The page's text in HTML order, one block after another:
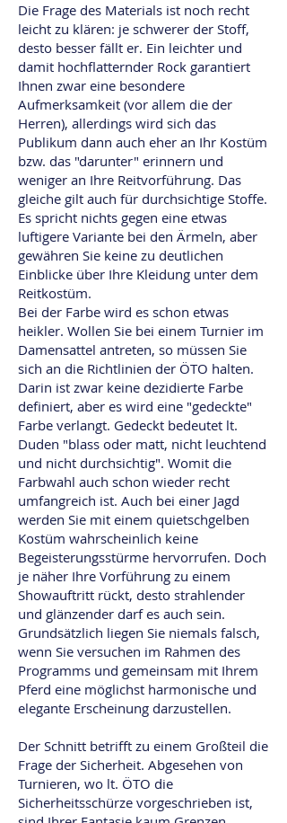
Die Frage des Materials ist noch recht
leicht zu klären: je schwerer der Stoff,
desto besser fällt er. Ein leichter und
damit hochflatternder Rock garantiert
Ihnen zwar eine besondere
Aufmerksamkeit (vor allem die der
Herren), allerdings wird sich das
Publikum dann auch eher an Ihr Kostüm
bzw. das "darunter" erinnern und
weniger an Ihre Reitvorführung. Das
gleiche gilt auch für durchsichtige Stoffe.
Es spricht nichts gegen eine etwas
luftigere Variante bei den Ärmeln, aber
gewähren Sie keine zu deutlichen
Einblicke über Ihre Kleidung unter dem
Reitkostüm.
Bei der Farbe wird es schon etwas
heikler. Wollen Sie bei einem Turnier im
Damensattel antreten, so müssen Sie
sich an die Richtlinien der ÖTO halten.
Darin ist zwar keine dezidierte Farbe
definiert, aber es wird eine "gedeckte"
Farbe verlangt. Gedeckt bedeutet lt.
Duden "blass oder matt, nicht leuchtend
und nicht durchsichtig". Womit die
Farbwahl auch schon wieder recht
umfangreich ist. Auch bei einer Jagd
werden Sie mit einem quietschgelben
Kostüm wahrscheinlich keine
Begeisterungsstürme hervorrufen. Doch
je näher Ihre Vorführung zu einem
Showauftritt rückt, desto strahlender
und glänzender darf es auch sein.
Grundsätzlich liegen Sie niemals falsch,
wenn Sie versuchen im Rahmen des
Programms und gemeinsam mit Ihrem
Pferd eine möglichst harmonische und
elegante Erscheinung darzustellen.
Der Schnitt betrifft zu einem Großteil die
Frage der Sicherheit. Abgesehen von
Turnieren, wo lt. ÖTO die
Sicherheitsschürze vorgeschrieben ist,